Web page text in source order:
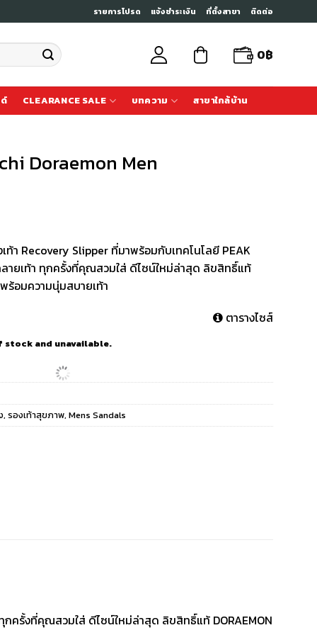
รายการโปรด แจ้งชำระเงิน ที่ตั้งสาขา ติดต่อ
0฿
CLEARANCE SALE บทความ สาขาใกล้บ้าน
Doraemon Men
า Recovery Slipper ที่มาพร้อมกับเทคโนโลยี PEAK
ายเท้า ทุกครั้งที่คุณสวมใส่ ดีไซน์ใหม่ล่าสุด ลิขสิทธิ์แท้
ร้อมความนุ่มสบายเท้า
ตารางไซส์
and unavailable.
, รองเท้าสุขภาพ, Mens Sandals
ครั้งที่คุณสวมใส่ ดีไซน์ใหม่ล่าสุด ลิขสิทธิ์แท้ DORAEMON